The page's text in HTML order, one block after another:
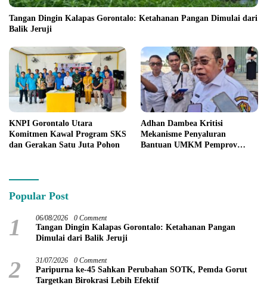
Tangan Dingin Kalapas Gorontalo: Ketahanan Pangan Dimulai dari
Balik Jeruji
KNPI Gorontalo Utara
Komitmen Kawal Program SKS
dan Gerakan Satu Juta Pohon
Adhan Dambea Kritisi
Mekanisme Penyaluran
Bantuan UMKM Pemprov
Popular Post
1 06/08/2026 0 Comment
Tangan Dingin Kalapas Gorontalo: Ketahanan Pangan
Dimulai dari Balik Jeruji
2 31/07/2026 0 Comment
Paripurna ke-45 Sahkan Perubahan SOTK, Pemda Gorut
Targetkan Birokrasi Lebih Efektif